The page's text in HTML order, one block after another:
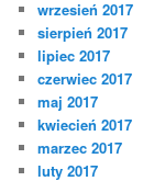
wrzesień 2017
sierpień 2017
lipiec 2017
czerwiec 2017
maj 2017
kwiecień 2017
marzec 2017
luty 2017